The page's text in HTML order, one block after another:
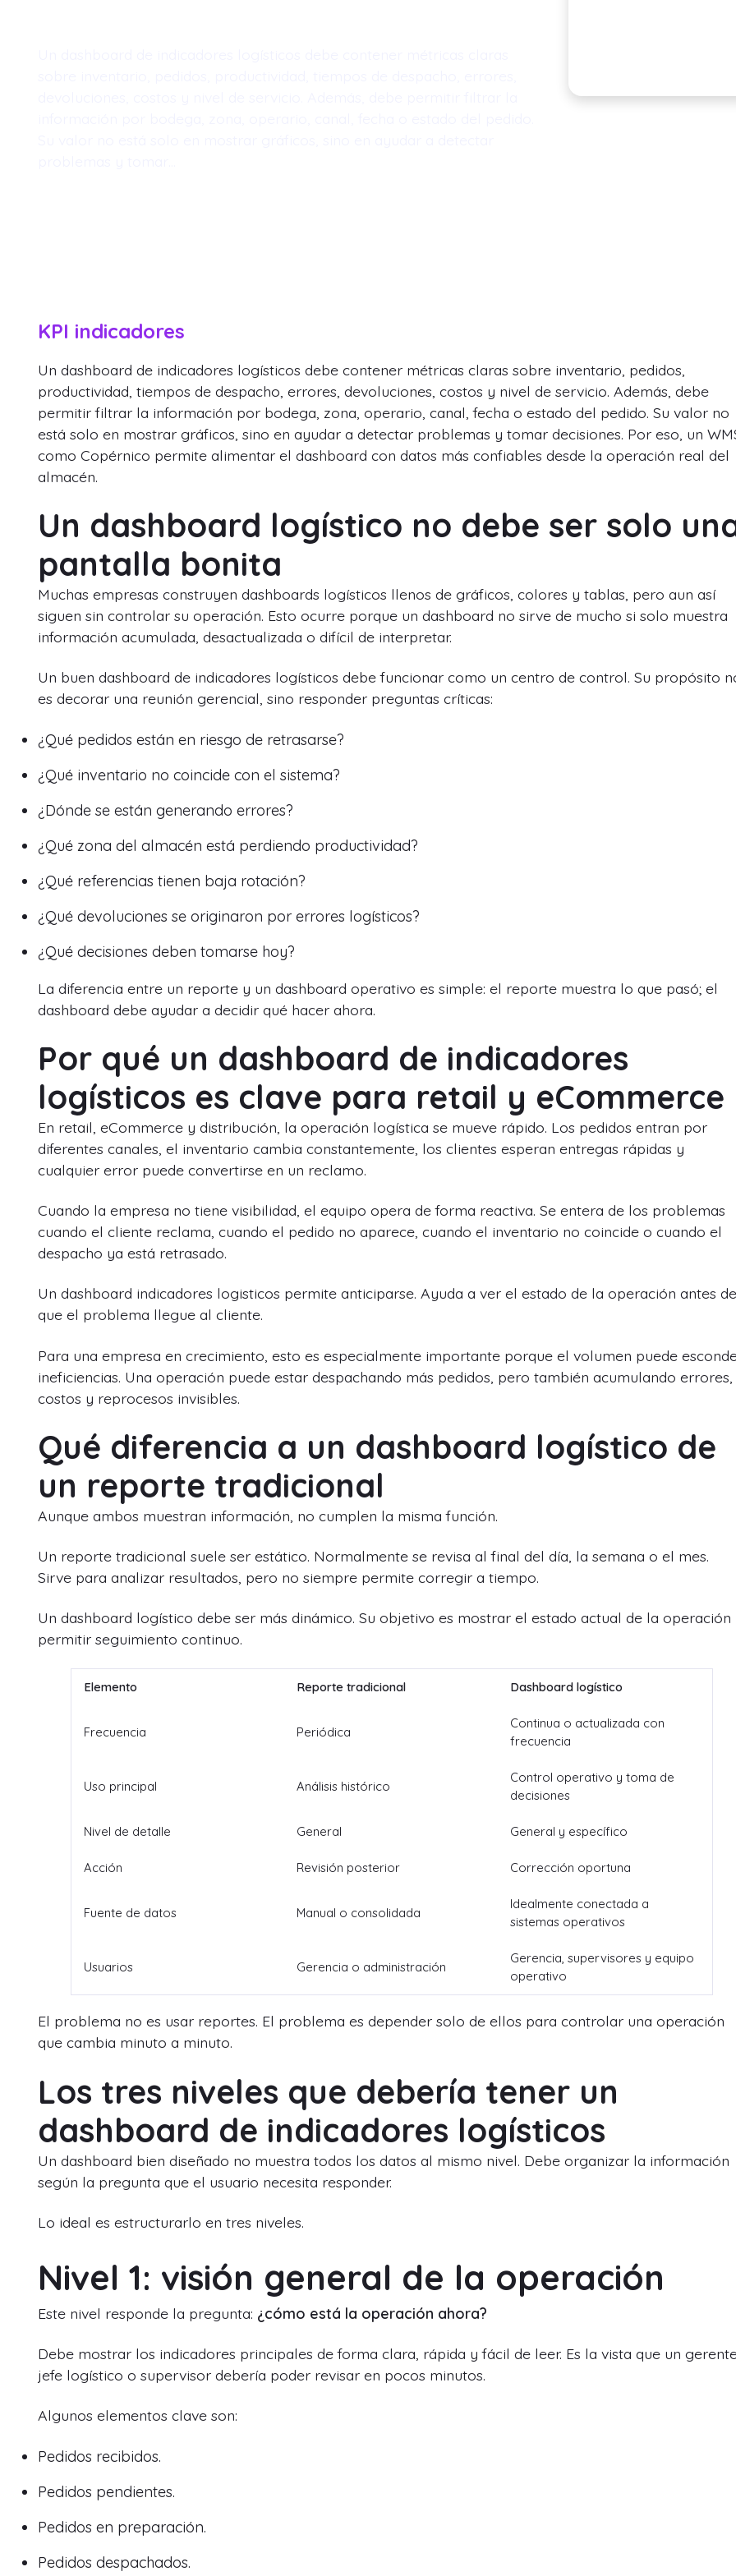
KPI indicadores
Un dashboard de indicadores logísticos debe contener métricas claras sobre inventario, pedidos,
productividad, tiempos de despacho, errores, devoluciones, costos y nivel de servicio. Además, debe
permitir filtrar la información por bodega, zona, operario, canal, fecha o estado del pedido. Su valor no
está solo en mostrar gráficos, sino en ayudar a detectar problemas y tomar decisiones. Por eso, un
como Copérnico permite alimentar el dashboard con datos más confiables desde la operación real del
almacén.
Un dashboard logístico no debe ser solo
pantalla bonita
Muchas empresas construyen dashboards logísticos llenos de gráficos, colores y tablas, pero aun así
siguen sin controlar su operación. Esto ocurre porque un dashboard no sirve de mucho si solo muestra
información acumulada, desactualizada o difícil de interpretar.
Un buen dashboard de indicadores logísticos debe funcionar como un centro de control. Su propósito
es decorar una reunión gerencial, sino responder preguntas críticas:
¿Qué pedidos están en riesgo de retrasarse?
¿Qué inventario no coincide con el sistema?
¿Dónde se están generando errores?
¿Qué zona del almacén está perdiendo productividad?
¿Qué referencias tienen baja rotación?
¿Qué devoluciones se originaron por errores logísticos?
¿Qué decisiones deben tomarse hoy?
La diferencia entre un reporte y un dashboard operativo es simple: el reporte muestra lo que pasó; el
dashboard debe ayudar a decidir qué hacer ahora.
Por qué un dashboard de indicadores
logísticos es clave para retail y eCommerce
En retail, eCommerce y distribución, la operación logística se mueve rápido. Los pedidos entran por
diferentes canales, el inventario cambia constantemente, los clientes esperan entregas rápidas y
cualquier error puede convertirse en un reclamo.
Cuando la empresa no tiene visibilidad, el equipo opera de forma reactiva. Se entera de los problemas
cuando el cliente reclama, cuando el pedido no aparece, cuando el inventario no coincide o cuando el
despacho ya está retrasado.
Un dashboard indicadores logisticos permite anticiparse. Ayuda a ver el estado de la operación antes de
que el problema llegue al cliente.
Para una empresa en crecimiento, esto es especialmente importante porque el volumen puede
ineficiencias. Una operación puede estar despachando más pedidos, pero también acumulando errores,
costos y reprocesos invisibles.
Qué diferencia a un dashboard logístico de
un reporte tradicional
Aunque ambos muestran información, no cumplen la misma función.
Un reporte tradicional suele ser estático. Normalmente se revisa al final del día, la semana o el mes.
Sirve para analizar resultados, pero no siempre permite corregir a tiempo.
Un dashboard logístico debe ser más dinámico. Su objetivo es mostrar el estado actual de la operación
permitir seguimiento continuo.
Elemento Reporte tradicional Dashboard logístico
Frecuencia Periódica
Continua o actualizada con
frecuencia
Uso principal Análisis histórico
Control operativo y toma de
decisiones
Nivel de detalle General General y específico
Acción Revisión posterior Corrección oportuna
Fuente de datos Manual o consolidada
Idealmente conectada a
sistemas operativos
Usuarios Gerencia o administración
Gerencia, supervisores y equipo
operativo
El problema no es usar reportes. El problema es depender solo de ellos para controlar una operación
que cambia minuto a minuto.
Los tres niveles que debería tener un
dashboard de indicadores logísticos
Un dashboard bien diseñado no muestra todos los datos al mismo nivel. Debe organizar la información
según la pregunta que el usuario necesita responder.
Lo ideal es estructurarlo en tres niveles.
Nivel 1: visión general de la operación
Este nivel responde la pregunta: ¿cómo está la operación ahora?
Debe mostrar los indicadores principales de forma clara, rápida y fácil de leer. Es la vista que un
jefe logístico o supervisor debería poder revisar en pocos minutos.
Algunos elementos clave son:
Pedidos recibidos.
Pedidos pendientes.
Pedidos en preparación.
Pedidos despachados.